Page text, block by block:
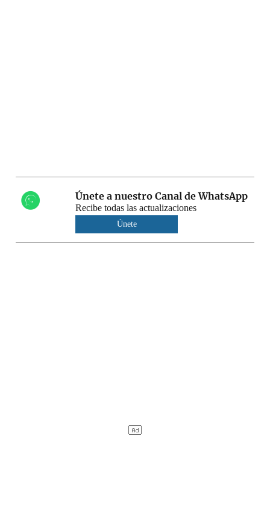
Únete a nuestro Canal de WhatsApp
Recibe todas las actualizaciones
Únete